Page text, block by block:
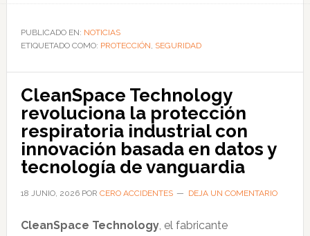
referente
en
de
seguridad
vial,
equipamiento
para
vehículos
emergencia
PUBLICADO EN: NOTICIAS
ETIQUETADO COMO: PROTECCIÓN, SEGURIDAD
CleanSpace Technology
revoluciona la protección
respiratoria industrial con
innovación basada en datos y
tecnología de vanguardia
18 JUNIO, 2026POR CERO ACCIDENTES DEJA UN COMENTARIO
CleanSpace Technology, el fabricante